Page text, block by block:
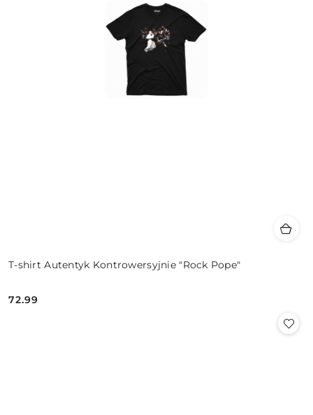
T-shirt Autentyk Kontrowersyjnie "Rock Pope"
Cena:
72.99